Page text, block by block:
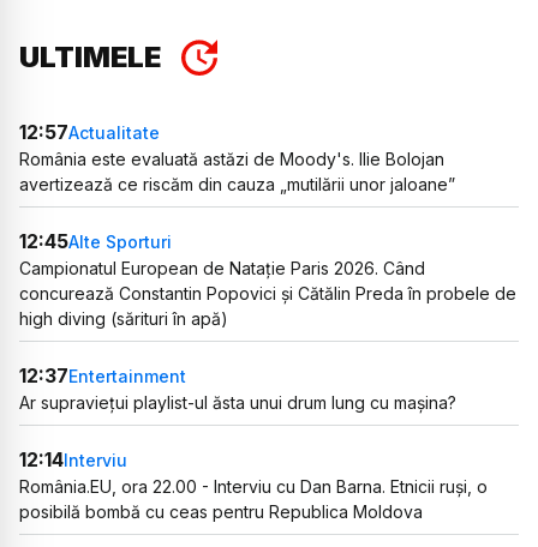
ULTIMELE
12:57Actualitate
România este evaluată astăzi de Moody's. Ilie Bolojan
avertizează ce riscăm din cauza „mutilării unor jaloane”
12:45Alte Sporturi
Campionatul European de Natație Paris 2026. Când
concurează Constantin Popovici și Cătălin Preda în probele de
high diving (sărituri în apă)
12:37Entertainment
Ar supraviețui playlist-ul ăsta unui drum lung cu mașina?
12:14Interviu
România.EU, ora 22.00 - Interviu cu Dan Barna. Etnicii ruși, o
posibilă bombă cu ceas pentru Republica Moldova